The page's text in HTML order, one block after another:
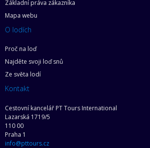
Základní práva zákazníka
Mapa webu
O lodích
Proč na loď
Najděte svoji loď snů
Ze světa lodí
Kontakt
Cestovní kancelář PT Tours International
Lazarská 1719/5
110 00
Praha 1
info@pttours.cz